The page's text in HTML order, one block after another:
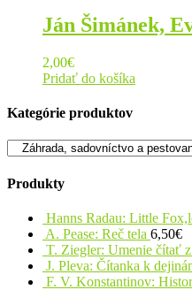
Ján Šimánek,
2,00€
Pridať do košíka
Kategórie produktov
Produkty
Hanns Radau: Little
A. Pease: Reč tela 6,50€
T. Ziegler: Umenie čítať
J. Pleva: Čítanka k
F. V. Konstantinov: